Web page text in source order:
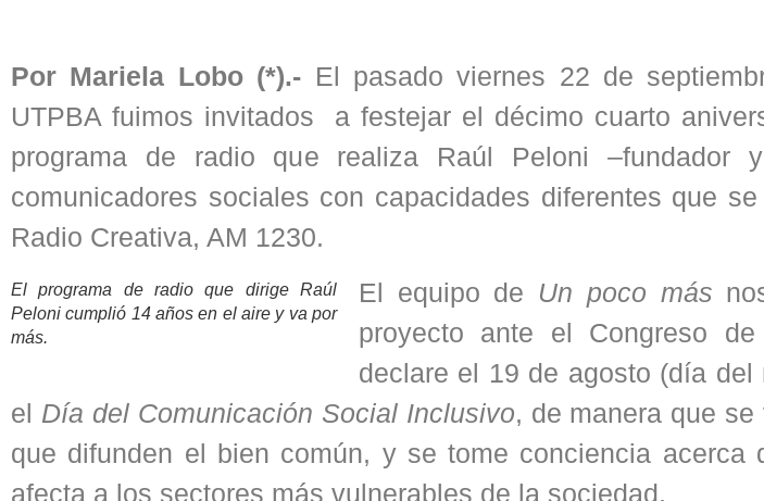
Por Mariela Lobo (*).- El pasado viernes 22 de
UTPBA fuimos invitados a festejar el décimo cuarto
programa de radio que realiza Raúl Peloni –fundador
comunicadores sociales con capacidades diferentes que
Radio Creativa, AM 1230.
El programa de radio que dirige Raúl
Peloni cumplió 14 años en el aire y va por
más.
El equipo de Un poco más
proyecto ante el Congreso
declare el 19 de agosto (día del
el Día del Comunicación Social Inclusivo, de manera que
que difunden el bien común, y se tome conciencia acerca
afecta a los sectores más vulnerables de la sociedad.